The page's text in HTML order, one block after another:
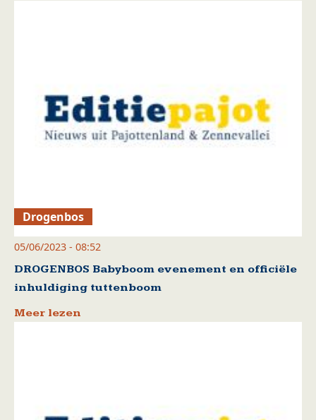
Drogenbos
05/06/2023 - 08:52
DROGENBOS Babyboom evenement en officiële
inhuldiging tuttenboom
Meer lezen